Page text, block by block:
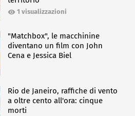
1 visualizzazioni
"Matchbox", le macchinine
diventano un film con John
Cena e Jessica Biel
Rio de Janeiro, raffiche di vento
a oltre cento all'ora: cinque
morti